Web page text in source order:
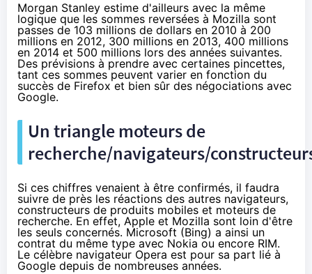
Morgan Stanley estime d'ailleurs avec la même
logique que les sommes reversées à Mozilla sont
passes de 103 millions de dollars en 2010 à 200
millions en 2012, 300 millions en 2013, 400 millions
en 2014 et 500 millions lors des années suivantes.
Des prévisions à prendre avec certaines pincettes,
tant ces sommes peuvent varier en fonction du
succès de Firefox et bien sûr des négociations avec
Google.
Un triangle moteurs de
recherche/navigateurs/
Si ces chiffres venaient à être confirmés, il faudra
suivre de près les réactions des autres navigateurs,
constructeurs de produits mobiles et moteurs de
recherche. En effet, Apple et Mozilla sont loin d'être
les seuls concernés. Microsoft (Bing) a ainsi un
contrat du même type avec Nokia ou encore RIM.
Le célèbre navigateur Opera est pour sa part lié à
Google depuis de nombreuses années.